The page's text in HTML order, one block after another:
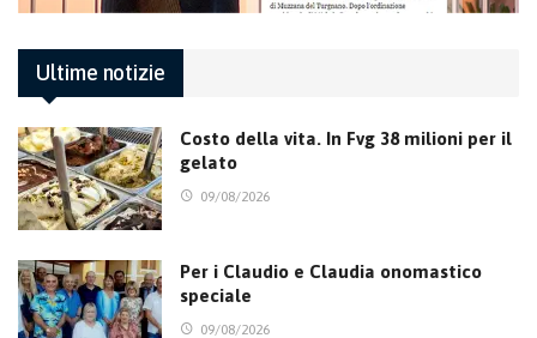
Ultime notizie
Costo della vita. In Fvg 38 milioni per il
gelato
09/08/2026
Per i Claudio e Claudia onomastico
speciale
09/08/2026